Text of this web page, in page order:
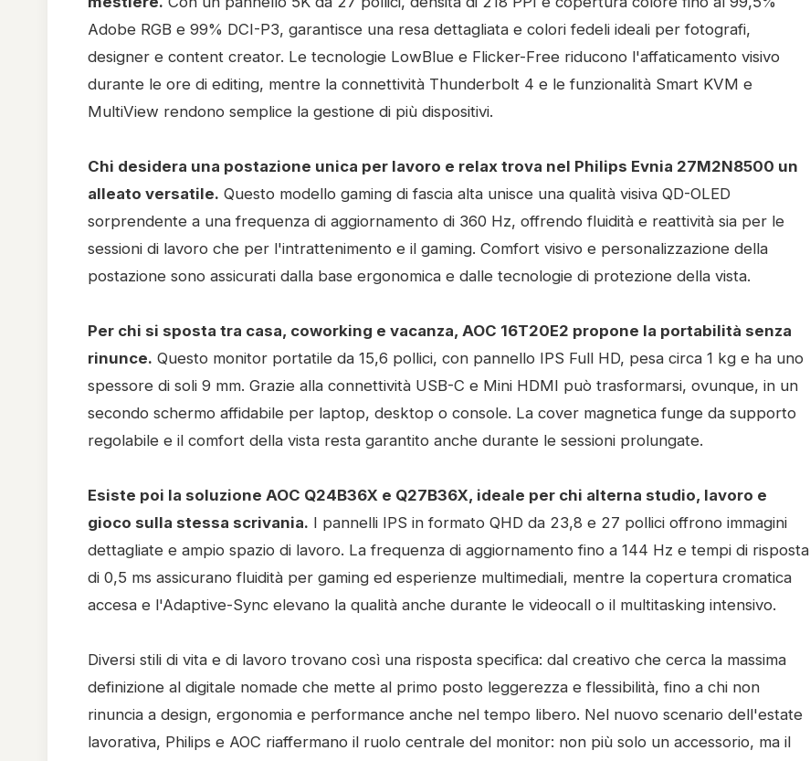
Adobe RGB e 99% DCI-P3, garantisce una resa dettagliata e colori fedeli ideali per fotografi,
designer e content creator. Le tecnologie LowBlue e Flicker-Free riducono l'affaticamento visivo
durante le ore di editing, mentre la connettività Thunderbolt 4 e le funzionalità Smart KVM e
MultiView rendono semplice la gestione di più dispositivi.
Chi desidera una postazione unica per lavoro e relax trova nel Philips Evnia 27M2N8500 un
alleato versatile. Questo modello gaming di fascia alta unisce una qualità visiva QD-OLED
sorprendente a una frequenza di aggiornamento di 360 Hz, offrendo fluidità e reattività sia per le
sessioni di lavoro che per l'intrattenimento e il gaming. Comfort visivo e personalizzazione della
postazione sono assicurati dalla base ergonomica e dalle tecnologie di protezione della vista.
Per chi si sposta tra casa, coworking e vacanza, AOC 16T20E2 propone la portabilità senza
rinunce. Questo monitor portatile da 15,6 pollici, con pannello IPS Full HD, pesa circa 1 kg e ha uno
spessore di soli 9 mm. Grazie alla connettività USB-C e Mini HDMI può trasformarsi, ovunque, in un
secondo schermo affidabile per laptop, desktop o console. La cover magnetica funge da supporto
regolabile e il comfort della vista resta garantito anche durante le sessioni prolungate.
Esiste poi la soluzione AOC Q24B36X e Q27B36X, ideale per chi alterna studio, lavoro e
gioco sulla stessa scrivania. I pannelli IPS in formato QHD da 23,8 e 27 pollici offrono immagini
dettagliate e ampio spazio di lavoro. La frequenza di aggiornamento fino a 144 Hz e tempi di risposta
di 0,5 ms assicurano fluidità per gaming ed esperienze multimediali, mentre la copertura cromatica
accesa e l'Adaptive-Sync elevano la qualità anche durante le videocall o il multitasking intensivo.
Diversi stili di vita e di lavoro trovano così una risposta specifica: dal creativo che cerca la massima
definizione al digitale nomade che mette al primo posto leggerezza e flessibilità, fino a chi non
rinuncia a design, ergonomia e performance anche nel tempo libero. Nel nuovo scenario dell'estate
lavorativa, Philips e AOC riaffermano il ruolo centrale del monitor: non più solo un accessorio, ma il